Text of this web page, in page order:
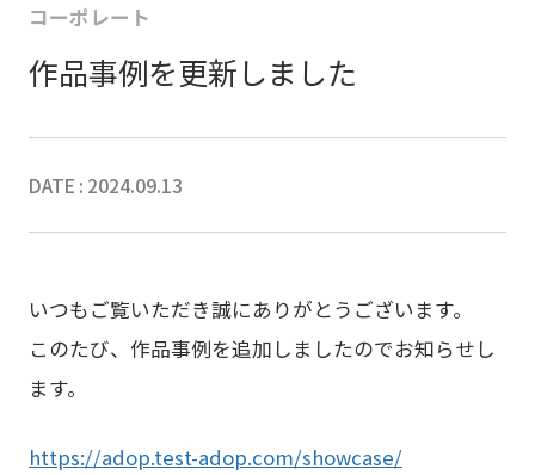
コーポレート
作品事例を更新しました
DATE : 2024.09.13
いつもご覧いただき誠にありがとうございます。
このたび、作品事例を追加しましたのでお知らせし
ます。
https://adop.test-adop.com/showcase/